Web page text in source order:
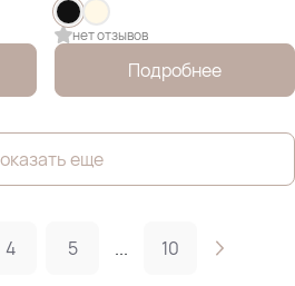
нет отзывов
Подробнее
еще
4 5 ... 10